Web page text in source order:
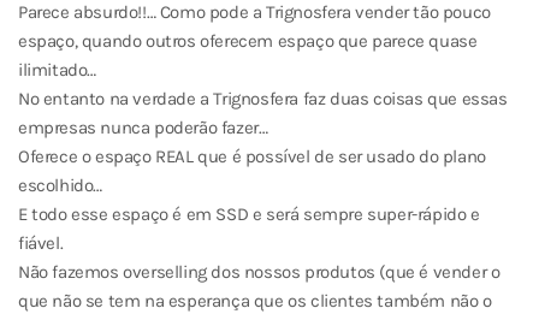
Parece absurdo!!… Como pode a Trignosfera vender tão pouco
espaço, quando outros oferecem espaço que parece quase
ilimitado…
No entanto na verdade a Trignosfera faz duas coisas que essas
empresas nunca poderão fazer…
Oferece o espaço REAL que é possível de ser usado do plano
escolhido…
E todo esse espaço é em SSD e será sempre super-rápido e
fiável.
Não fazemos overselling dos nossos produtos (que é vender o
que não se tem na esperança que os clientes também não o